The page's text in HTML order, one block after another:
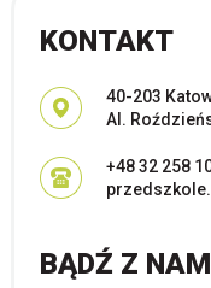
KONTAKT
Adres
40-203
Al.
+48 32 258
BĄDŹ Z